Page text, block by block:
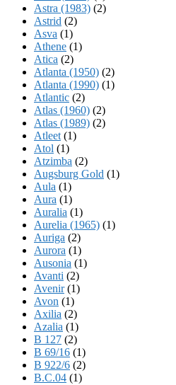
Astra (1983) (2)
Astrid (2)
Asva (1)
Athene (1)
Atica (2)
Atlanta (1950) (2)
Atlanta (1990) (1)
Atlantic (2)
Atlas (1960) (2)
Atlas (1989) (2)
Atleet (1)
Atol (1)
Atzimba (2)
Augsburg Gold (1)
Aula (1)
Aura (1)
Auralia (1)
Aurelia (1965) (1)
Auriga (2)
Aurora (1)
Ausonia (1)
Avanti (2)
Avenir(1)
Avon (1)
Axilia (2)
Azalia (1)
B 127 (2)
B 69/16 (1)
B 922/6 (2)
B.C.04 (1)